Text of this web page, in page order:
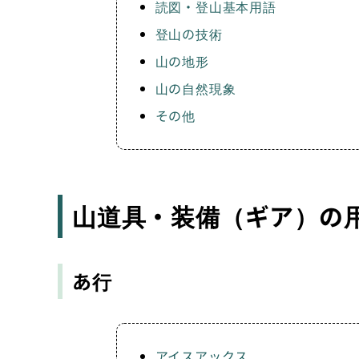
読図・登山基本用語
登山の技術
山の地形
山の自然現象
その他
山道具・装備（ギア）の
あ行